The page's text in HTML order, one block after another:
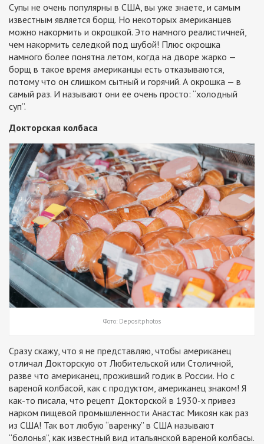
Супы не очень популярны в США, вы уже знаете, и самым
известным является борщ. Но некоторых американцев
можно накормить и окрошкой. Это намного реалистичней,
чем накормить селедкой под шубой! Плюс окрошка
намного более понятна летом, когда на дворе жарко —
борщ в такое время американцы есть отказываются,
потому что он слишком сытный и горячий. А окрошка — в
самый раз. И называют они ее очень просто: “холодный
суп”.
Докторская колбаса
Фото: Depositphotos
Сразу скажу, что я не представляю, чтобы американец
отличал Докторскую от Любительской или Столичной,
разве что американец, проживший годик в России. Но с
вареной колбасой, как с продуктом, американец знаком! Я
как-то писала, что рецепт Докторской в 1930-х привез
нарком пищевой промышленности Анастас Микоян как раз
из США! Так вот любую “варенку” в США называют
“болонья”, как известный вид итальянской вареной колбасы.